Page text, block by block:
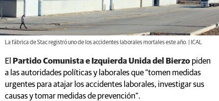
La fábrica de Stac registró uno de los accidentes laborales mortales este año. | ICAL
El Partido Comunista e Izquierda Unida del Bierzo piden
a las autoridades políticas y laborales que “tomen medidas
urgentes para atajar los accidentes laborales, investigar sus
causas y tomar medidas de prevención”.